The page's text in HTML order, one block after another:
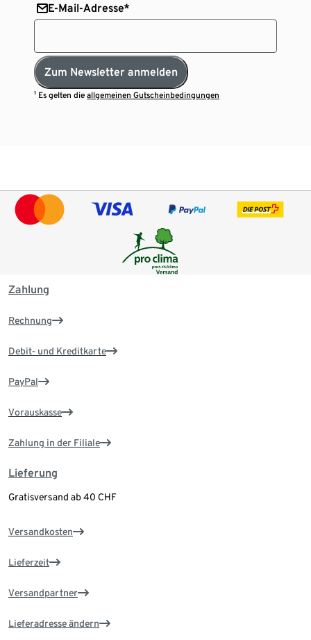
E-Mail-Adresse*
Zum Newsletter anmelden
¹ Es gelten dieallgemeinen Gutscheinbedingungen
Zahlung
Rechnung
Debit- und Kreditkarte
PayPal
Vorauskasse
Zahlung in der Filiale
Lieferung
Gratisversand ab 40 CHF
Versandkosten
Lieferzeit
Versandpartner
Lieferadresse ändern